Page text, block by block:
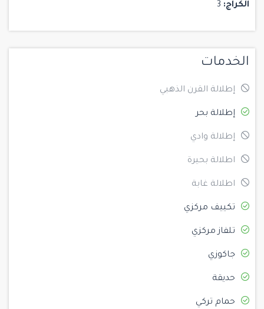
الكراج:
الخدمات
إطلالة القرن الذهبي
إطلالة بحر
إطلالة وادي
اطلالة بحيرة
اطلالة غابة
تكييف مركزي
تلفاز مركزي
جاكوزي
حديقة
حمام تركي